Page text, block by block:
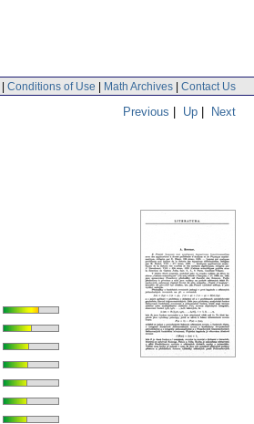
| Conditions of Use | Math Archives | Contact Us
Previous | Up | Next